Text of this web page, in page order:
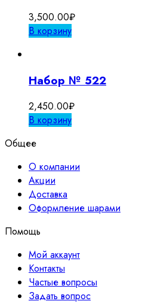
3,500.00₽
В корзину
Набор № 522
2,450.00₽
В корзину
Общее
О компании
Акции
Доставка
Оформление шарами
Помощь
Мой аккаунт
Контакты
Частые вопросы
Задать вопрос